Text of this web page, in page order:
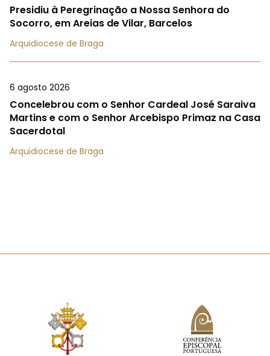
Presidiu à Peregrinação a Nossa Senhora do
Socorro, em Areias de Vilar, Barcelos
Arquidiocese de Braga
6 agosto 2026
Concelebrou com o Senhor Cardeal José Saraiva
Martins e com o Senhor Arcebispo Primaz na Casa
Sacerdotal
Arquidiocese de Braga